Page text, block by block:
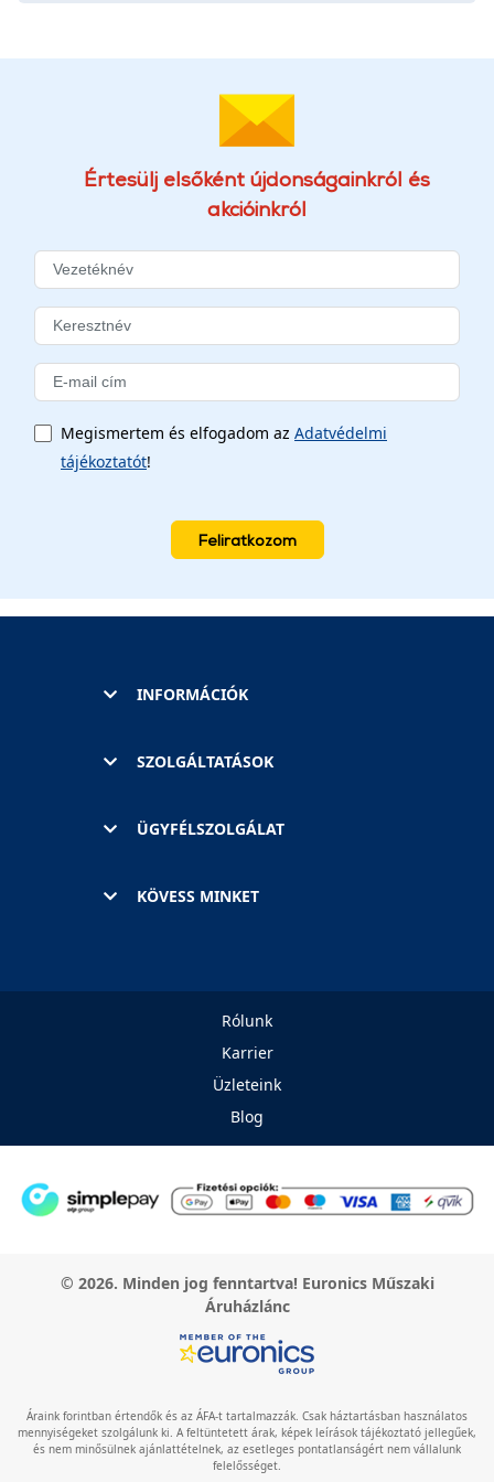
Értesülj elsőként újdonságainkról és
akcióinkról
Megismertem és elfogadom az Adatvédelmi
tájékoztatót!
Feliratkozom
INFORMÁCIÓK
SZOLGÁLTATÁSOK
ÜGYFÉLSZOLGÁLAT
KÖVESS MINKET
Rólunk
Karrier
Üzleteink
Blog
© 2026. Minden jog fenntartva! Euronics Műszaki
Áruházlánc
Áraink forintban értendők és az ÁFA-t tartalmazzák. Csak háztartásban használatos
mennyiségeket szolgálunk ki. A feltüntetett árak, képek leírások tájékoztató jellegűek,
és nem minősülnek ajánlattételnek, az esetleges pontatlanságért nem vállalunk
felelősséget.